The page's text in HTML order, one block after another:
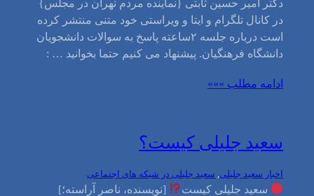
دکتر امیر حسین ثابتی {نماینده مردم تهران در مجلس}
در کانال تلگرام و ایتا و ویراستی خود متنی منتشر کرده
است درباره جلسه ۲ساعته پاسخ به سوالات دانشجویان
دانشگاه فرهنگیان. پیشنهاد می کنیم حتما بخوانید … :
ادامه مطلب »»»
سعید جلیلی کیست؟
اخبار سعید جلیلی سعید جلیلی در شبکه های اجتماعی
سعید جلیلی کیست
[نویسنده، ناصر آراسته؛]